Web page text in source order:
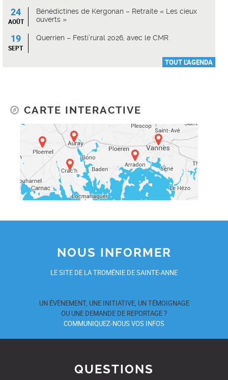
24
AOÛT
Bénédictines de Kergonan – Retraite « Les cieux
ouverts »
19
SEPT
Querrien – Festi’rural 2026, avec le CMR
TOUT L'AGENDA
CARTE INTERACTIVE
NOUS INFORMER
LE SITE DE LA TROMÉNIE DE SAINTE-ANNE
UN ÉVÈNEMENT, UNE INITIATIVE, UN TÉMOIGNAGE
OU UNE DEMANDE DE REPORTAGE ?
COMMUNIQUEZ-NOUS VOS INFOS
QUESTIONS